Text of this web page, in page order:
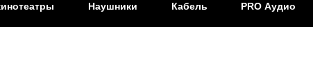
Наушники Кабель PRO Аудио